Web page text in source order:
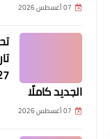
07 أغسطس 2026
الجديد كاملًا
07 أغسطس 2026